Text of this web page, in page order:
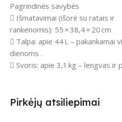
Pagrindinės savybės
 Išmatavimai (išorė su ratais ir
rankenomis): 55 × 38,4 × 20 cm
 Talpa: apie 44 L – pakankamai
dienoms .
 Svoris: apie 3,1 kg – lengvas ir
Pirkėjų atsiliepimai